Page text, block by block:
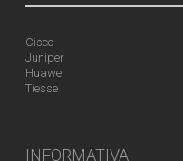
Cisco
Juniper
Huawei
Tiesse
INFORMATIVA